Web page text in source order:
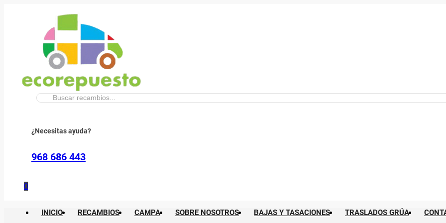
Buscar:
¿Necesitas ayuda?
968 686 443
0
INICIO RECAMBIOS CAMPA SOBRE NOSOTROS BAJAS Y TASACIONES TRASLADOS GRÚA